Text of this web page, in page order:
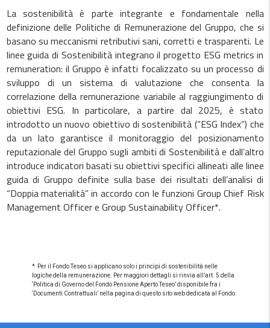
La sostenibilità è parte integrante e fondamentale nella
definizione delle Politiche di Remunerazione del Gruppo, che si
basano su meccanismi retributivi sani, corretti e trasparenti. Le
linee guida di Sostenibilità integrano il progetto ESG metrics in
remuneration: il Gruppo è infatti focalizzato su un processo di
sviluppo di un sistema di valutazione che consenta la
correlazione della remunerazione variabile al raggiungimento di
obiettivi ESG. In particolare, a partire dal 2025, è stato
introdotto un nuovo obiettivo di sostenibilità (“ESG Index”) che
da un lato garantisce il monitoraggio del posizionamento
reputazionale del Gruppo sugli ambiti di Sostenibilità e dall’altro
introduce indicatori basati su obiettivi specifici allineati alle linee
guida di Gruppo definite sulla base dei risultati dell’analisi di
“Doppia materialità” in accordo con le funzioni Group Chief Risk
Management Officer e Group Sustainability Officer*.
* Per il Fondo Teseo si applicano solo i principi di sostenibilità nelle
logiche della remunerazione. Per maggiori dettagli si rinvia all’art. 5 della
‘Politica di Governo del Fondo Pensione Aperto Teseo’ disponibile fra i
‘Documenti Contrattuali’ nella pagina di questo sito web dedicata al Fondo.